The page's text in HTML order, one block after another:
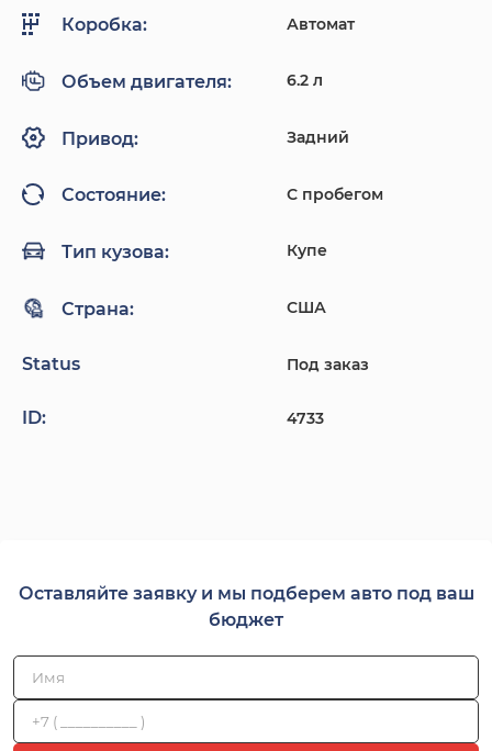
Коробка: Автомат
Объем двигателя: 6.2 л
Привод: Задний
Состояние: С пробегом
Тип кузова: Купе
Страна: США
Status Под заказ
ID: 4733
Оставляйте заявку и мы подберем авто под ваш
бюджет